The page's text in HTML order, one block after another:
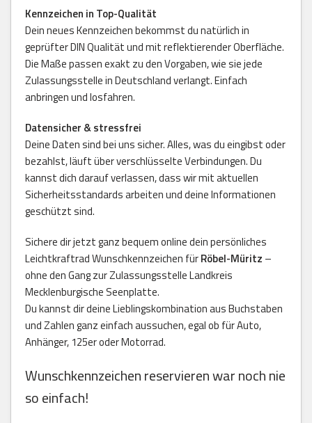
Kennzeichen in Top-Qualität
Dein neues Kennzeichen bekommst du natürlich in
geprüfter DIN Qualität und mit reflektierender Oberfläche.
Die Maße passen exakt zu den Vorgaben, wie sie jede
Zulassungsstelle in Deutschland verlangt. Einfach
anbringen und losfahren.
Datensicher & stressfrei
Deine Daten sind bei uns sicher. Alles, was du eingibst oder
bezahlst, läuft über verschlüsselte Verbindungen. Du
kannst dich darauf verlassen, dass wir mit aktuellen
Sicherheitsstandards arbeiten und deine Informationen
geschützt sind.
Sichere dir jetzt ganz bequem online dein persönliches
Leichtkraftrad Wunschkennzeichen fürRöbel-Müritz –
ohne den Gang zur Zulassungsstelle Landkreis
Mecklenburgische Seenplatte.
Du kannst dir deine Lieblingskombination aus Buchstaben
und Zahlen ganz einfach aussuchen, egal ob für Auto,
Anhänger, 125er oder Motorrad.
Wunschkennzeichen reservieren war noch nie
so einfach!